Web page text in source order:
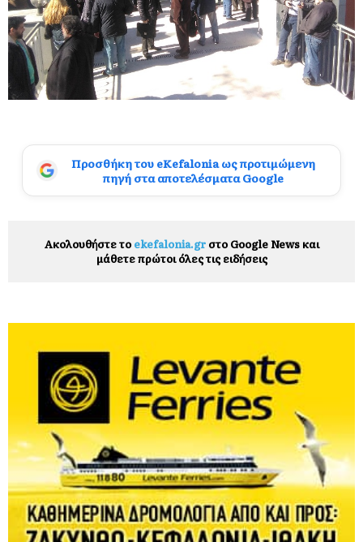
Προσθήκη του eKefalonia ως προτιμώμενη
πηγή στα αποτελέσματα Google
Ακολουθήστε το ekefalonia.grστο Google News και
μάθετε πρώτοι όλες τις ειδήσεις